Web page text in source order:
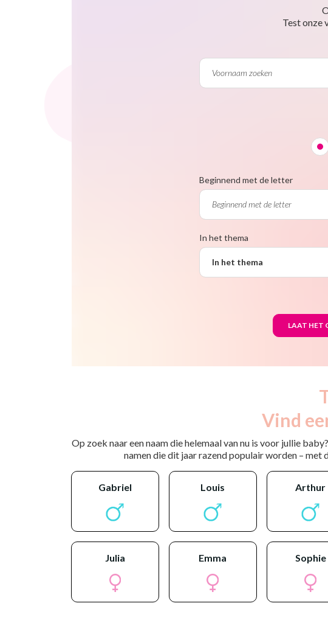
Test onze
Beginnend met de letter
In het thema
In het thema
Vind
Op zoek naar een naam die helemaal van nu is voor jullie
namen die dit jaar razend populair worden – met
gabriel louis arthur
julia emma sophie